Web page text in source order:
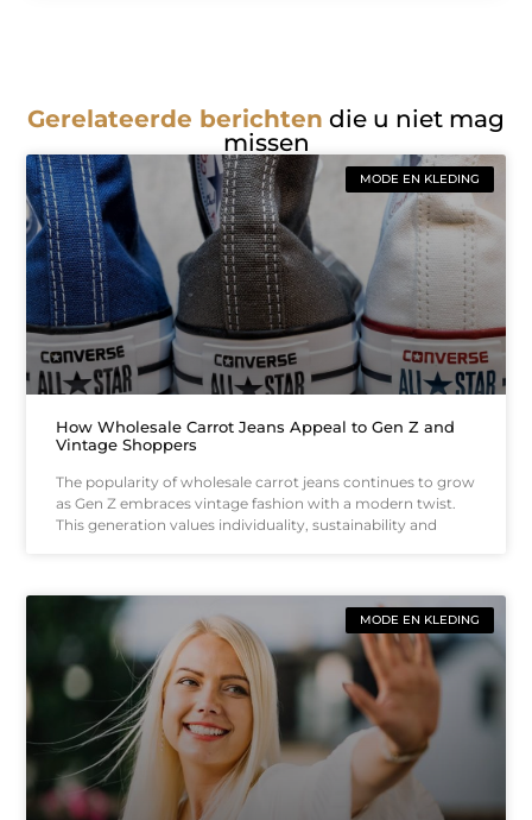
Gerelateerde berichten die u niet mag
missen
MODE EN KLEDING
How Wholesale Carrot Jeans Appeal to Gen Z and
Vintage Shoppers
The popularity of wholesale carrot jeans continues to grow
as Gen Z embraces vintage fashion with a modern twist.
This generation values individuality, sustainability and
MODE EN KLEDING